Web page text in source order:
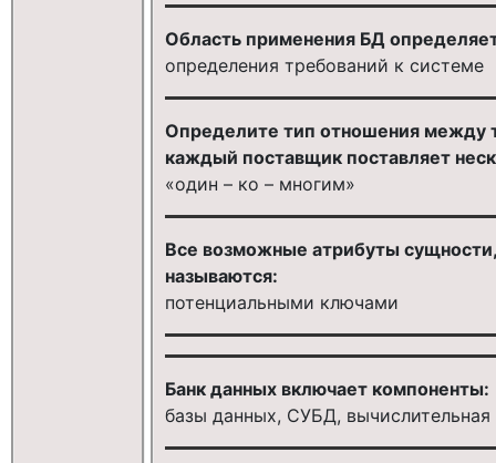
Область применения БД
определения требований к системе
Определите тип отношения между
каждый поставщик поставляет
«один – ко – многим»
Все возможные атрибуты
называются:
потенциальными ключами
Банк данных включает компоненты:
базы данных, СУБД,